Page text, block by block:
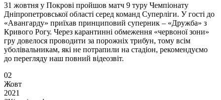
31 жовтня у Покрові пройшов матч 9 туру Чемпіонату
Дніпропетровської області серед команд Суперліги. У гості до
«Авангарду» приїхав принциповий суперник – «Дружба» з
Кривого Рогу. Через карантинні обмеження «червоної зони»
гру довелося проводити за порожніх трибун, тому всім
уболівальникам, які не потрапили на стадіон, рекомендуємо
до перегляду наш повний відеозвіт.
02
Жовт
2021